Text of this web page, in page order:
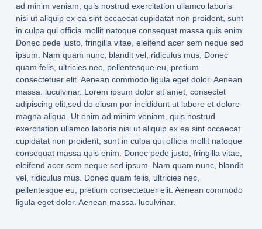
ad minim veniam, quis nostrud exercitation ullamco laboris
nisi ut aliquip ex ea sint occaecat cupidatat non proident, sunt
in culpa qui officia mollit natoque consequat massa quis enim.
Donec pede justo, fringilla vitae, eleifend acer sem neque sed
ipsum. Nam quam nunc, blandit vel, ridiculus mus. Donec
quam felis, ultricies nec, pellentesque eu, pretium
consectetuer elit. Aenean commodo ligula eget dolor. Aenean
massa. luculvinar. Lorem ipsum dolor sit amet, consectet
adipiscing elit,sed do eiusm por incididunt ut labore et dolore
magna aliqua. Ut enim ad minim veniam, quis nostrud
exercitation ullamco laboris nisi ut aliquip ex ea sint occaecat
cupidatat non proident, sunt in culpa qui officia mollit natoque
consequat massa quis enim. Donec pede justo, fringilla vitae,
eleifend acer sem neque sed ipsum. Nam quam nunc, blandit
vel, ridiculus mus. Donec quam felis, ultricies nec,
pellentesque eu, pretium consectetuer elit. Aenean commodo
ligula eget dolor. Aenean massa. luculvinar.